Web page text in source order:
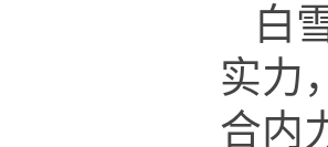
白
实力
合内